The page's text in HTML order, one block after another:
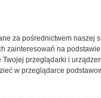
–
strzelby
za pośrednictwem naszej
zainteresowań na
przeglądarki i
w przeglądarce